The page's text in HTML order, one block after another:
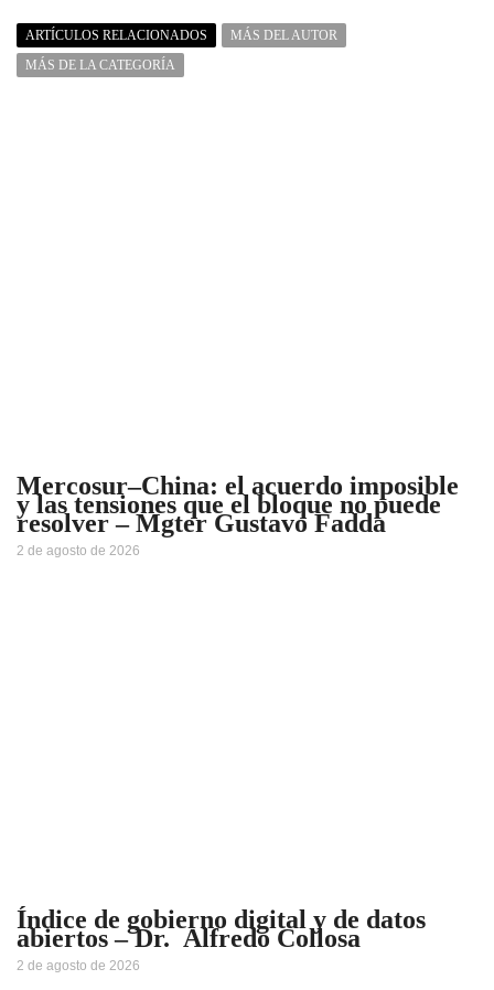
ARTÍCULOS RELACIONADOS
MÁS DEL AUTOR
MÁS DE LA CATEGORÍA
Mercosur–China: el acuerdo imposible
y las tensiones que el bloque no puede
resolver – Mgter Gustavo Fadda
2 de agosto de 2026
Índice de gobierno digital y de datos
abiertos – Dr. Alfredo Collosa
2 de agosto de 2026